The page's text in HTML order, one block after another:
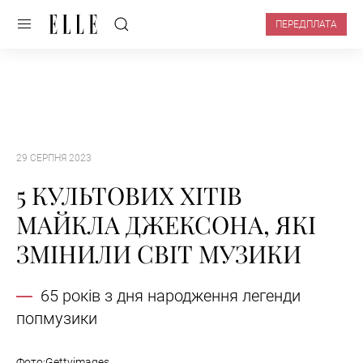
ПЕРЕДПЛАТА
29 СЕРПНЯ 2023
5 КУЛЬТОВИХ ХІТІВ
МАЙКЛА ДЖЕКСОНА, ЯКІ
ЗМІНИЛИ СВІТ МУЗИКИ
65 років з дня народження легенди
попмузики